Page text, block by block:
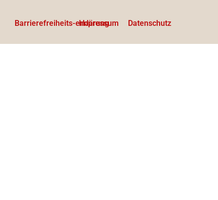
Barrierefreiheits-erklärung
Impressum Datenschutz